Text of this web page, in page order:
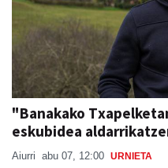
"Banakako
eskubidea
Aiurri abu 07, 12:00 URNIETA